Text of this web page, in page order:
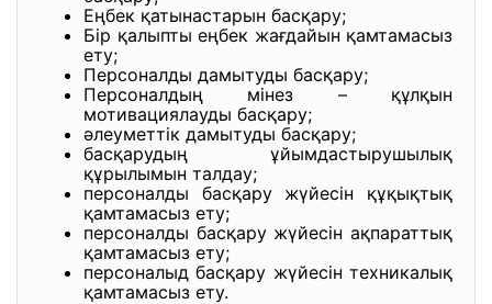
Еңбек қатынастарын басқару;
Бір қалыпты еңбек жағдайын қамтамасыз
ету;
Персоналды дамытуды басқару;
Персоналдың мінез – құлқын
мотивациялауды басқару;
әлеуметтік дамытуды басқару;
басқарудың ұйымдастырушылық
құрылымын талдау;
персоналды басқару жүйесін құқықтық
қамтамасыз ету;
персоналды басқару жүйесін ақпараттық
қамтамасыз ету;
персоналыд басқару жүйесін техникалық
қамтамасыз ету.